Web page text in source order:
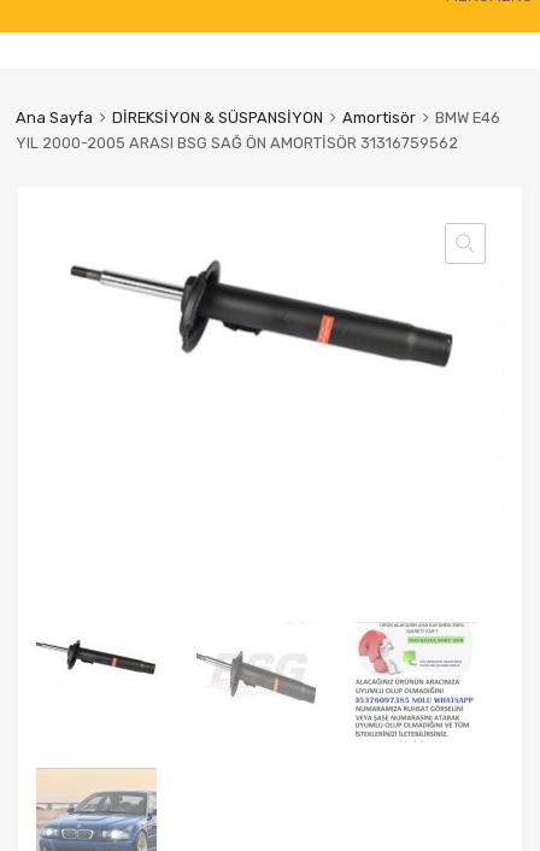
content
Ana Sayfa DİREKSİYON & SÜSPANSİYON Amortisör
BMW E46
YIL 2000-2005 ARASI BSG SAĞ ÖN AMORTİSÖR 31316759562